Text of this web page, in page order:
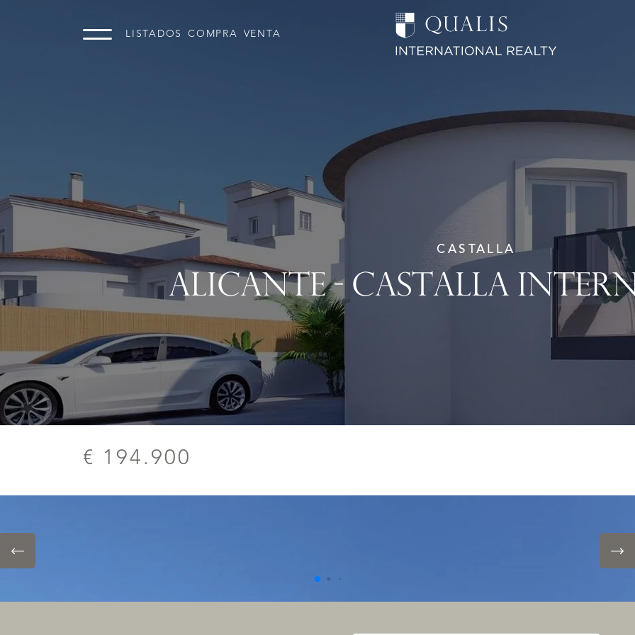
LISTADOS COMPRA VENTA
CASTALLA
ALICANTE - CASTALLA
€ 194.900